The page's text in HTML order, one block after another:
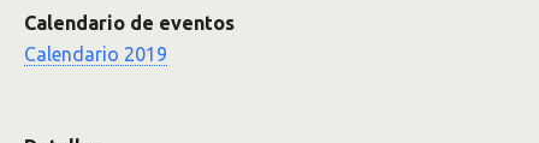
Calendario de eventos
Calendario 2019